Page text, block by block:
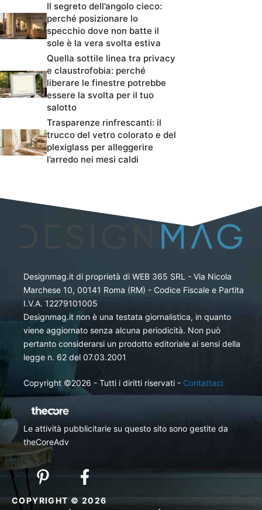
Il segreto dell’angolo cieco:
perché posizionare lo
specchio dove non batte il
sole è la vera svolta estiva
Quella sottile linea tra privacy
e claustrofobia: perché
liberare le finestre potrebbe
essere la svolta per il tuo
salotto
Trasparenze rinfrescanti: il
trucco del vetro colorato e del
plexiglass per alleggerire
l’arredo nei mesi caldi
Designmag.it di proprietà di WEB 365 SRL - Via Nicola
Marchese 10, 00141 Roma (RM) - Codice Fiscale e Partita
I.V.A. 12279101005
Designmag.it non è una testata giornalistica, in quanto
viene aggiornato senza alcuna periodicità. Non può
pertanto considerarsi un prodotto editoriale ai sensi della
legge n. 62 del 07.03.2001
Copyright ©2026 - Tutti i diritti riservati - Contattaci
Le attività pubblicitarie su questo sito sono gestite da
theCoreAdv
COPYRIGHT © 2026